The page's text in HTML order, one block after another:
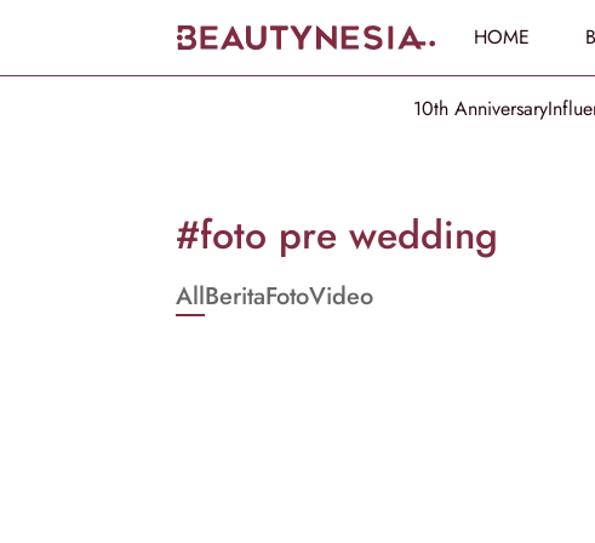
HOME
10th Anniversary
[GET_DATA_TITLE]
Beautynesia
#foto pre wedding
AllBeritaFotoVideo